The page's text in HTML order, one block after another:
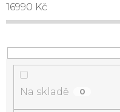
16990 Kč
Na skladě 0